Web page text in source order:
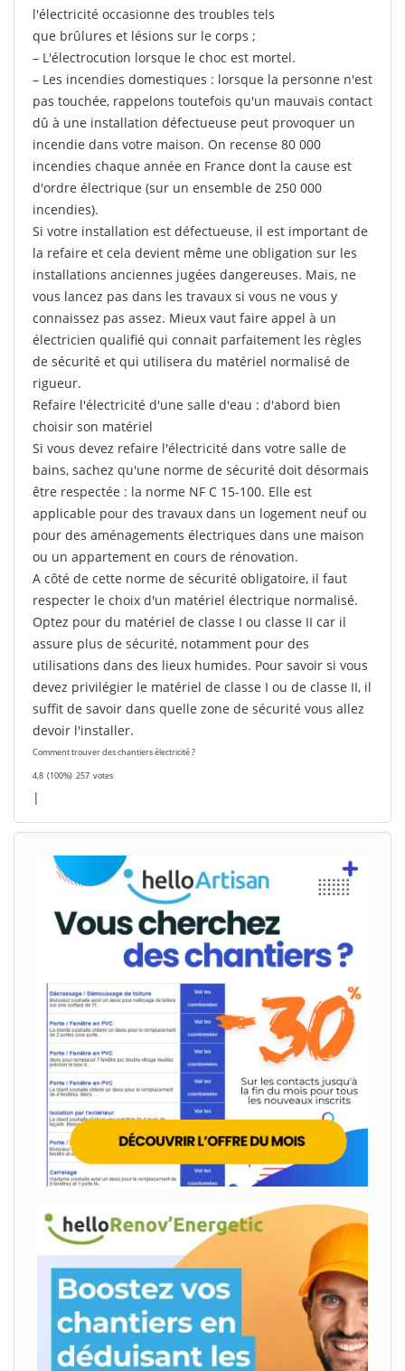
l'électricité occasionne des troubles tels
que brûlures et lésions sur le corps ;
– L'électrocution lorsque le choc est mortel.
– Les incendies domestiques : lorsque la personne n'est
pas touchée, rappelons toutefois qu'un mauvais contact
dû à une installation défectueuse peut provoquer un
incendie dans votre maison. On recense 80 000
incendies chaque année en France dont la cause est
d'ordre électrique (sur un ensemble de 250 000
incendies).
Si votre installation est défectueuse, il est important de
la refaire et cela devient même une obligation sur les
installations anciennes jugées dangereuses. Mais, ne
vous lancez pas dans les travaux si vous ne vous y
connaissez pas assez. Mieux vaut faire appel à un
électricien qualifié qui connait parfaitement les règles
de sécurité et qui utilisera du matériel normalisé de
rigueur.
Refaire l'électricité d'une salle d'eau : d'abord bien
choisir son matériel
Si vous devez refaire l'électricité dans votre salle de
bains, sachez qu'une norme de sécurité doit désormais
être respectée : la norme NF C 15-100. Elle est
applicable pour des travaux dans un logement neuf ou
pour des aménagements électriques dans une maison
ou un appartement en cours de rénovation.
A côté de cette norme de sécurité obligatoire, il faut
respecter le choix d'un matériel électrique normalisé.
Optez pour du matériel de classe I ou classe II car il
assure plus de sécurité, notamment pour des
utilisations dans des lieux humides. Pour savoir si vous
devez privilégier le matériel de classe I ou de classe II, il
suffit de savoir dans quelle zone de sécurité vous allez
devoir l'installer.
Comment trouver des chantiers électricité ?
4,8 (100%) 257 votes
|